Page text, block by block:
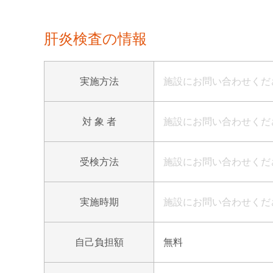
肝炎検査の情報
実施方法 施設にお問い合わせくだ
対 象 者 施設にお問い合わせくだ
受検方法 施設にお問い合わせくだ
実施時期 施設にお問い合わせくだ
自己負担額 無料